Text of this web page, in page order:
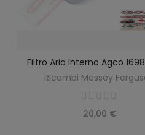
AGGIUNGI AL
Filtro Aria Interno Agco
Ricambi Massey
20,00 €